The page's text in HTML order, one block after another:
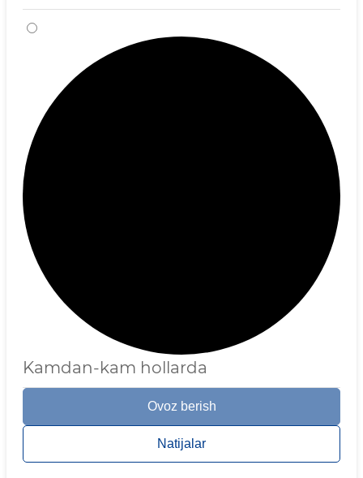
Kamdan-kam hollarda
Ovoz berish
Natijalar